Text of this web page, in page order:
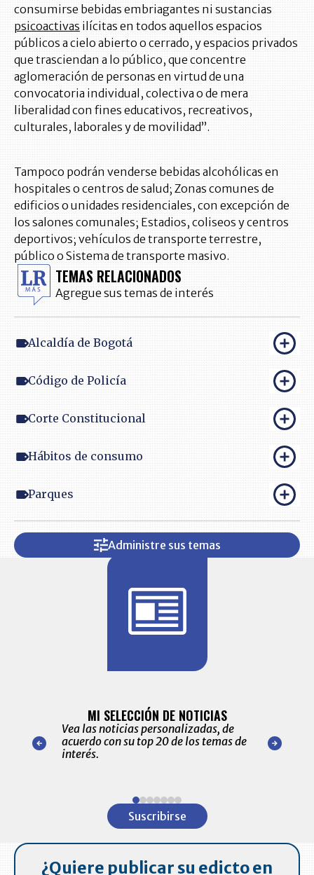
consumirse bebidas embriagantes ni sustancias
psicoactivas ilícitas en todos aquellos espacios
públicos a cielo abierto o cerrado, y espacios privados
que trasciendan a lo público, que concentre
aglomeración de personas en virtud de una
convocatoria individual, colectiva o de mera
liberalidad con fines educativos, recreativos,
culturales, laborales y de movilidad”.
Tampoco podrán venderse bebidas alcohólicas en
hospitales o centros de salud; Zonas comunes de
edificios o unidades residenciales, con excepción de
los salones comunales; Estadios, coliseos y centros
deportivos; vehículos de transporte terrestre,
público o Sistema de transporte masivo.
TEMAS RELACIONADOS
Agregue sus temas de interés
Alcaldía de Bogotá
Código de Policía
Corte Constitucional
Hábitos de consumo
Parques
Administre sus temas
nuestro
para
MI SELECCIÓN DE NOTICIAS
Vea las noticias personalizadas, de
acuerdo con su top 20 de los temas de
interés.
de las
Suscribirse
¿Quiere publicar su edicto en